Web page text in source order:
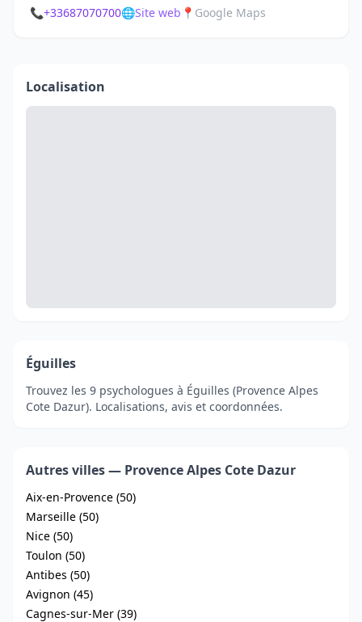
📞+33687070700🌐Site web 📍 Google Maps
Localisation
Éguilles
Trouvez les 9 psychologues à Éguilles (Provence Alpes
Cote Dazur). Localisations, avis et coordonnées.
Autres villes — Provence Alpes Cote Dazur
Aix-en-Provence (50)
Marseille (50)
Nice (50)
Toulon (50)
Antibes (50)
Avignon (45)
Cagnes-sur-Mer (39)